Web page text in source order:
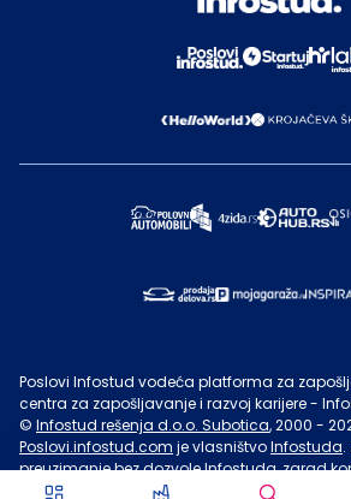
Poslovi Infostud vodeća platforma za
centra za zapošljavanje i razvoj karijere -
© Infostud rešenja d.o.o. Subotica, 2000 -
Poslovi.infostud.com je vlasništvoInfostuda
preuzimanje bez dozvoleInfostuda, zarad
u druge svrhe, osim za lične potrebe